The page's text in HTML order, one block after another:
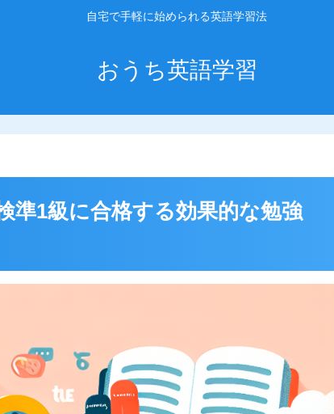
自宅で手軽に始められる英語学習法
おうち英語学習
準1級に合格する効果的な勉強